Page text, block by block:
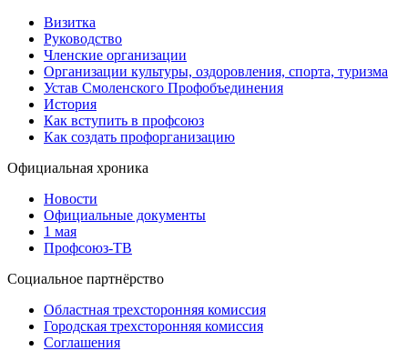
Визитка
Руководство
Членские организации
Организации культуры, оздоровления, спорта, туризма
Устав Смоленского Профобъединения
История
Как вступить в профсоюз
Как создать профорганизацию
Официальная хроника
Новости
Официальные документы
1 мая
Профсоюз-ТВ
Социальное партнёрство
Областная трехсторонняя комиссия
Городская трехсторонняя комиссия
Соглашения